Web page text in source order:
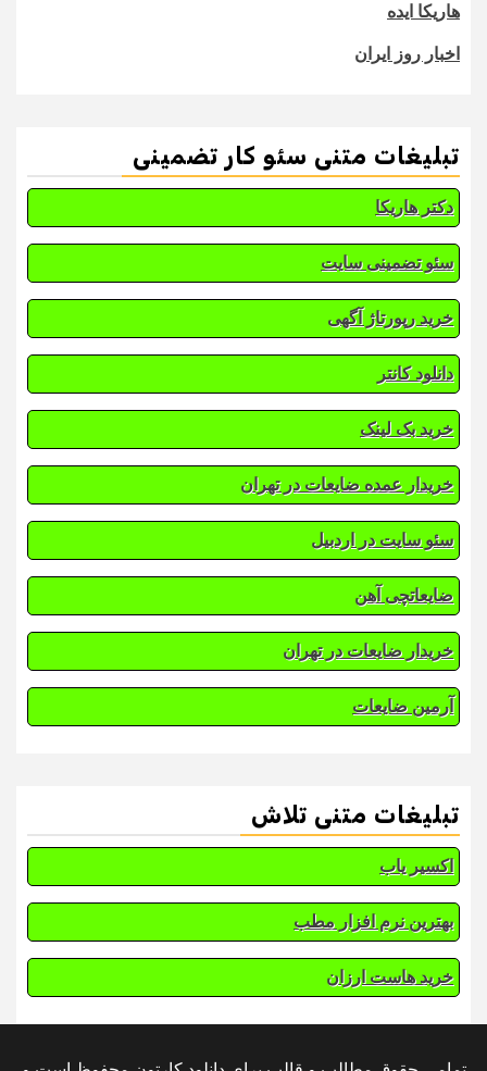
هاریکا ایده
اخبار روز ایران
تبلیغات متنی سئو کار تضمینی
دکتر هاریکا
سئو تضمینی سایت
خرید رپورتاژ آگهی
دانلود کانتر
خرید بک لینک
خریدار عمده ضایعات در تهران
سئو سایت در اردبیل
ضایعاتچی آهن
خریدار ضایعات در تهران
آرمین ضایعات
تبلیغات متنی تلاش
اکسیر یاب
بهترین نرم افزار مطب
خرید هاست ارزان